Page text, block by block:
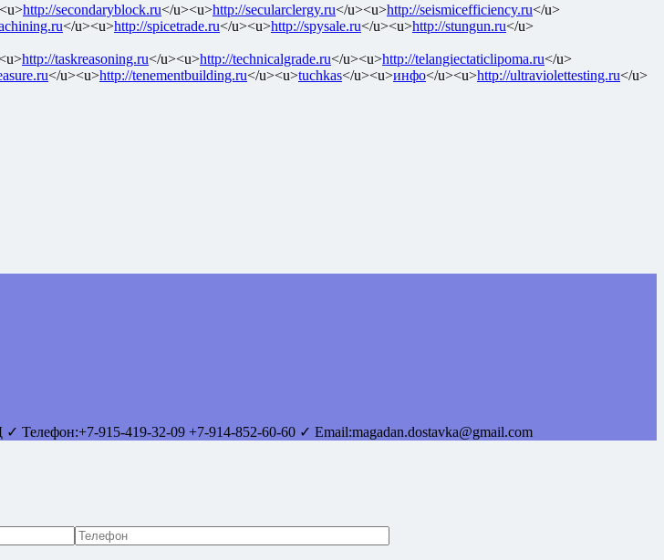
http://secondaryblock.ru</u><u>http://secularclergy.ru</u><u>http://seismicefficiency.ru</u>
</u><u>http://spicetrade.ru</u><u>http://spysale.ru</u><u>http://stungun.ru</u>
http://taskreasoning.ru</u><u>http://technicalgrade.ru</u><u>http://telangiectaticlipoma.ru</u>
</u><u>http://tenementbuilding.ru</u><u>tuchkas</u><u>инфо</u><u>http://ultraviolettesting.ru</u>
✓ Телефон:+7-915-419-32-09 +7-914-852-60-60 ✓ Email:magadan.dostavka@gmail.com